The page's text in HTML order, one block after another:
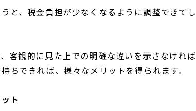
と、税金負担が少なくなるように調整できてし
客観的に見た上での明確な違いを示さなければ
ちできれば、様々なメリットを得られます。
ト